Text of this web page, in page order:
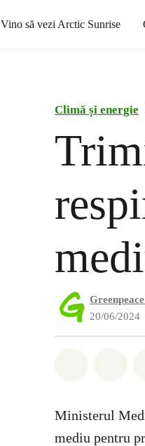
Vino să vezi Arctic Sunrise
Climă și energie
20/06/2024
Ministerul
mediu pentru